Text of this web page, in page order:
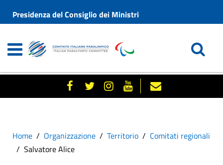
Presidenza del Consiglio dei Ministri
Home Organizzazione Territorio
Comitati regionali
Salvatore Alice